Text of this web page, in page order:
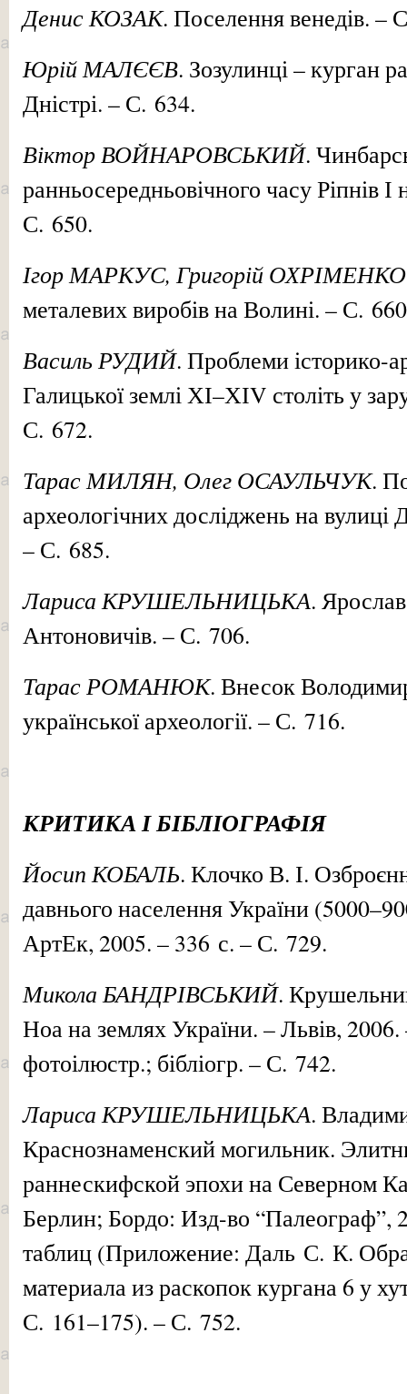
Денис КОЗАК. Поселення венедів. –
Юрій МАЛЄЄВ. Зозулинці – курган
Дністрі. – С. 634.
Віктор ВОЙНАРОВСЬКИЙ.
ранньосередньовічного часу Ріпнів І
С. 650.
Ігор МАРКУС, Григорій ОХРІМЕНКО
металевих виробів на Волині. – С.
Василь РУДИЙ. Проблеми історико-
Галицької землі ХІ–ХІV століть у
С. 672.
Тарас МИЛЯН, Олег ОСАУЛЬЧУК.
археологічних досліджень на вулиці
– С. 685.
Лариса КРУШЕЛЬНИЦЬКА.
Антоновичів. – С. 706.
Тарас РОМАНЮК. Внесок
української археології. – С. 716.
КРИТИКА І БІБЛІОГРАФІЯ
Йосип КОБАЛЬ. Клочко В. І.
давнього населення України
АртЕк, 2005. – 336 с. – С. 729.
Микола БАНДРІВСЬКИЙ.
Ноа на землях України. – Львів,
фотоілюстр.; бібліогр. – С. 742.
Лариса КРУШЕЛЬНИЦЬКА.
Краснознаменский могильник.
раннескифской эпохи на Северном
Берлин; Бордо: Изд-во “Палеограф”,
таблиц (Приложение: Даль С. К.
материала из раскопок кургана 6 у
С. 161–175). – С. 752.